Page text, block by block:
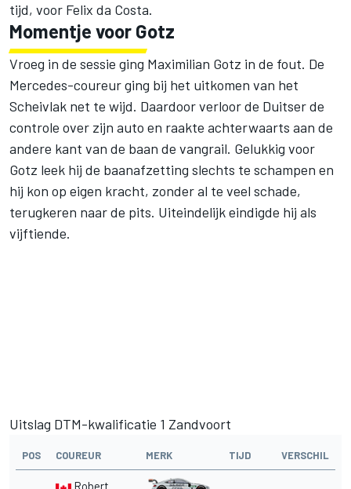
tijd, voor Felix da Costa.
Momentje voor Gotz
Vroeg in de sessie ging Maximilian Gotz in de fout. De
Mercedes-coureur ging bij het uitkomen van het
Scheivlak net te wijd. Daardoor verloor de Duitser de
controle over zijn auto en raakte achterwaarts aan de
andere kant van de baan de vangrail. Gelukkig voor
Gotz leek hij de baanafzetting slechts te schampen en
hij kon op eigen kracht, zonder al te veel schade,
terugkeren naar de pits. Uiteindelijk eindigde hij als
vijftiende.
Uitslag DTM-kwalificatie 1 Zandvoort
POS COUREUR MERK TIJD VERSCHIL
Robert